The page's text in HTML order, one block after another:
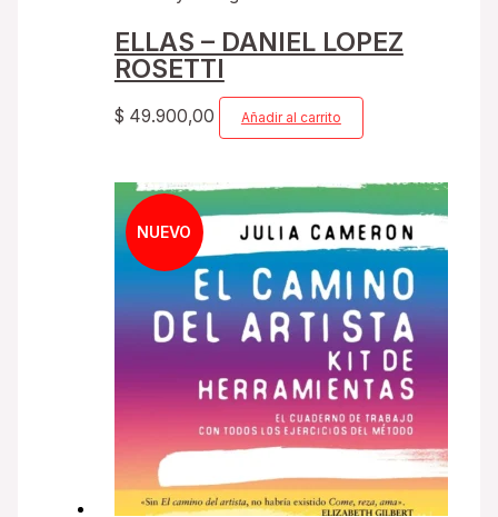
ELLAS – DANIEL LOPEZ
ROSETTI
$ 49.900,00 Añadir al carrito
NUEVO